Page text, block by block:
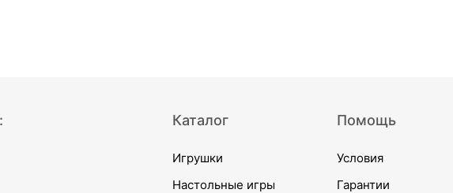
Каталог
Игрушки
Настольные игры
Помощь
Условия
Гарантии